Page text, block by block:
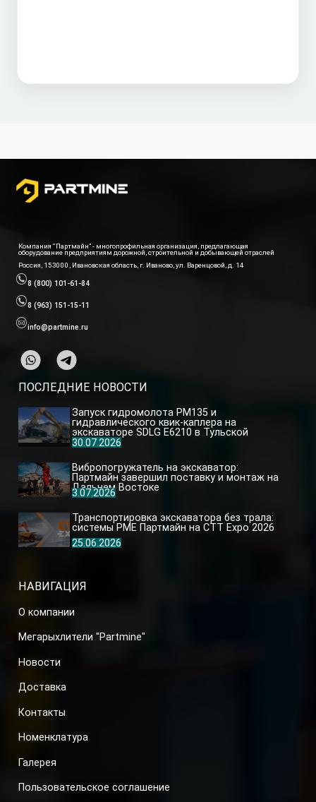
Компания “Партмайн” - многопрофильная организация, предлагающая
оборудование предприятиям дорожной, строительной и добывающей отраслей
Россия, 153000, Ивановская область, г. Иваново, ул. Варенцовой, д. 14
8 (800) 101-61-84
8 (963) 151-15-11
info@partmine.ru
НАВИГАЦИЯ
О компании
Мегарыхлители "Partmine"
Новости
Доставка
Контакты
Номенклатура
Галерея
Пользовательское соглашение
ПОСЛЕДНИЕ НОВОСТИ
Запуск гидромолота PM135 и
гидравлического квик-каплера на
экскаваторе SDLG E6210 в Тульской
области
30.07.2026
Вибропогружатель на экскаватор:
Партмайн завершил поставку и монтаж на
Дальнем Востоке
3.07.2026
Транспортировка экскаватора без трала:
системы PME Партмайн на CTT Expo 2026
25.06.2026